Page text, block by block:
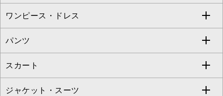
すべてのトップス
カットソー・Tシャツ
ブラウス・シャツ
ニット・セーター
ワンピース・ドレス
すべてのワンピース・ドレス
ワンピース
ドレス
パンツ
すべてのパンツ
フルレングスパンツ
スカート
すべてのスカート
ジャケット・スーツ